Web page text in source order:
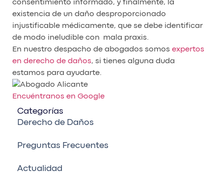
consentimiento informado, y finalmente, la
existencia de un daño desproporcionado
injustificable médicamente, que se debe identificar
de modo ineludible con mala praxis.
En nuestro despacho de abogados somos expertos
en derecho de daños, si tienes alguna duda
estamos para ayudarte.
Encuéntranos en Google
Categorías
Derecho de Daños
Preguntas Frecuentes
Actualidad